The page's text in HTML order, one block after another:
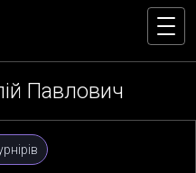
Павлович